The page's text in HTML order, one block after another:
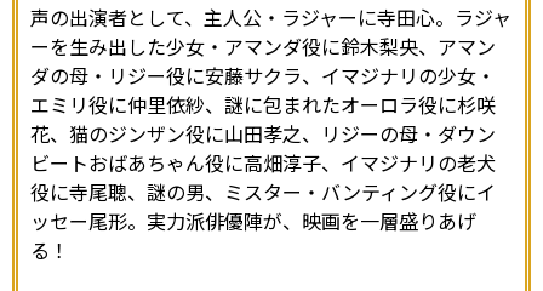
声の出演者として、主人公・ラジャーに寺田心。ラジャ
ーを生み出した少女・アマンダ役に鈴木梨央、アマン
ダの母・リジー役に安藤サクラ、イマジナリの少女・
エミリ役に仲里依紗、謎に包まれたオーロラ役に杉咲
花、猫のジンザン役に山田孝之、リジーの母・ダウン
ビートおばあちゃん役に高畑淳子、イマジナリの老犬
役に寺尾聰、謎の男、ミスター・バンティング役にイ
ッセー尾形。実力派俳優陣が、映画を一層盛りあげ
る！